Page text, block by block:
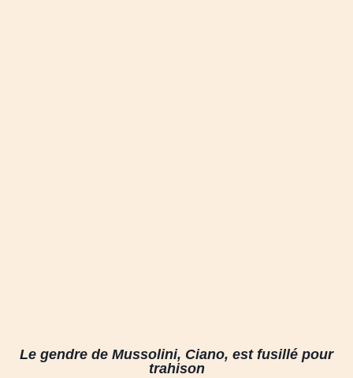
Le gendre de Mussolini, Ciano, est fusillé pour
trahison